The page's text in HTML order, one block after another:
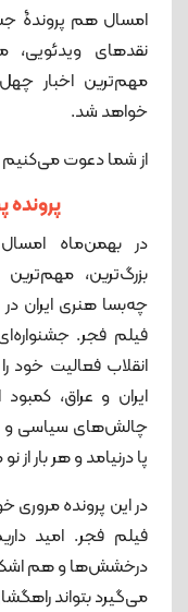
امسال هم پروندۀ
نقدهای
مهم‌ترین اخبار
خواهد شد.
از شما دعوت می‌کنیم
پرونده
در بهمن‌ماه
بزرگ‌ترین،
چه‌بسا هنری ایران
فیلم فجر.
انقلاب فعالیت خود
ایران و عراق،
چالش‌های سیاسی و
پا درنیامد و هر بار از
در این پرونده‌
فیلم فجر. امید
درخشش‌ها و هم
می‌گیرد بتواند